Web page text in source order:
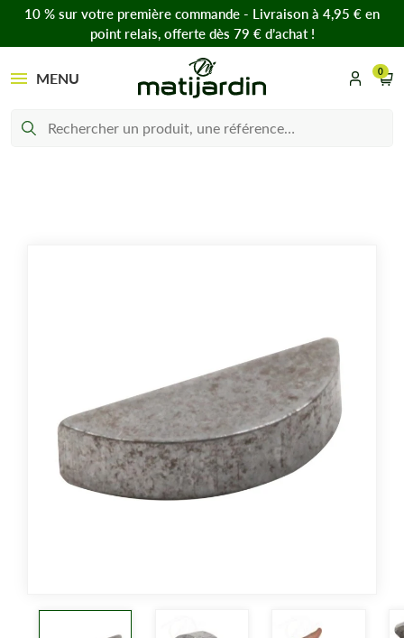
10 % sur votre première commande - Livraison à 4,95 € en
point relais, offerte dès 79 € d’achat !
MENU 0